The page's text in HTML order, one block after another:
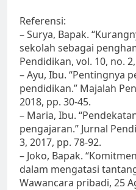
Referensi:
– Surya, Bapak.
sekolah sebagai
Pendidikan, vol. 10, no.
– Ayu, Ibu. “Pentingnya
pendidikan.” Majalah
2018, pp. 30-45.
– Maria, Ibu.
pengajaran.” Jurnal
3, 2017, pp. 78-92.
– Joko, Bapak.
dalam mengatasi
Wawancara pribadi, 25